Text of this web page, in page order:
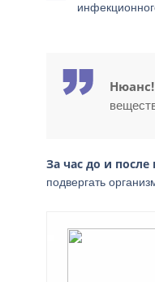
Нюанс!
За час до и
подвергать